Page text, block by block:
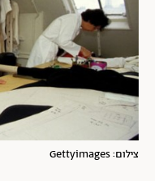
צילום: Gettyimages